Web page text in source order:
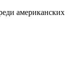
американских